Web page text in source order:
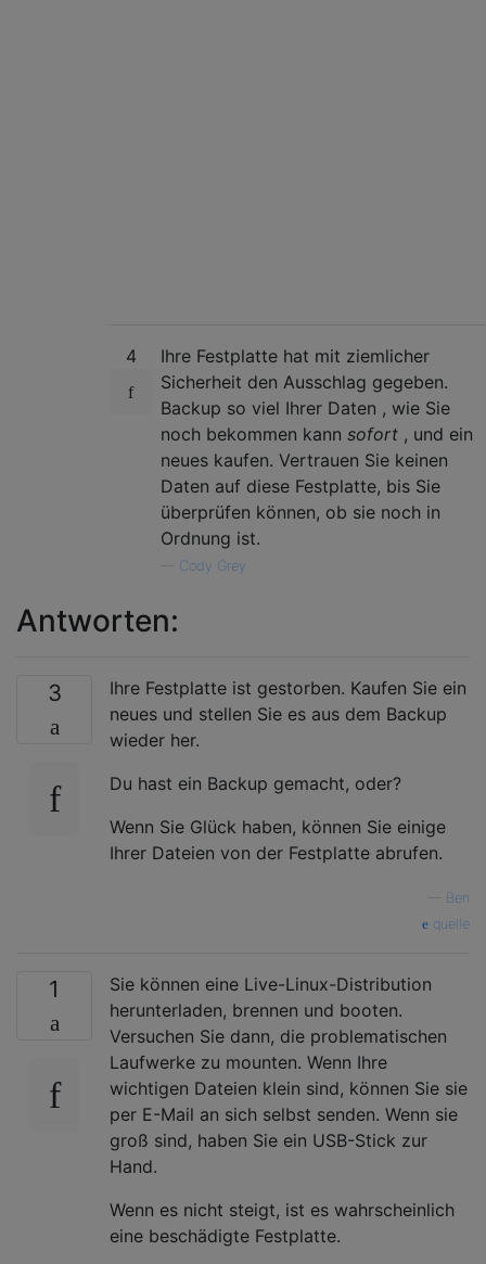
4
Ihre Festplatte hat mit ziemlicher
Sicherheit den Ausschlag gegeben.
Backup so viel Ihrer Daten , wie Sie
noch bekommen kann sofort , und ein
neues kaufen. Vertrauen Sie keinen
Daten auf diese Festplatte, bis Sie
überprüfen können, ob sie noch in
Ordnung ist.
Cody Grey
Antworten:
3
Ihre Festplatte ist gestorben. Kaufen Sie ein
neues und stellen Sie es aus dem Backup
wieder her.
Du hast ein Backup gemacht, oder?
Wenn Sie Glück haben, können Sie einige
Ihrer Dateien von der Festplatte abrufen.
Ben
quelle
1
Sie können eine Live-Linux-Distribution
herunterladen, brennen und booten.
Versuchen Sie dann, die problematischen
Laufwerke zu mounten. Wenn Ihre
wichtigen Dateien klein sind, können Sie sie
per E-Mail an sich selbst senden. Wenn sie
groß sind, haben Sie ein USB-Stick zur
Hand.
Wenn es nicht steigt, ist es wahrscheinlich
eine beschädigte Festplatte.